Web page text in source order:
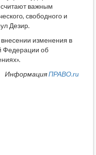
важным
свободного и
Дезир.
изменения в
Федерации об
ИнформацияПРАВО.ru